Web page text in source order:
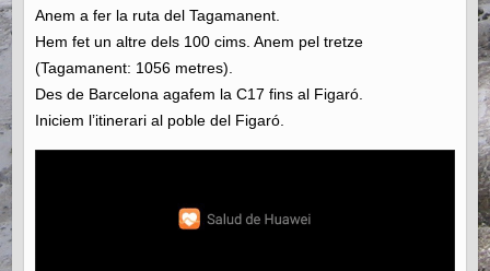
Anem a fer la ruta del Tagamanent.
Hem fet un altre dels 100 cims. Anem pel tretze
(Tagamanent: 1056 metres).
Des de Barcelona agafem la C17 fins al Figaró.
Iniciem l’itinerari al poble del Figaró.